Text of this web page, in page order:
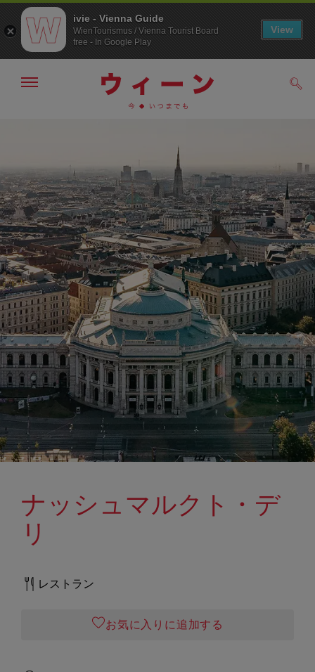
へ
ジ
の
ト
ッ
プ
へ
メ
非
表
示
ナッシュマルクト・デ
リ
レストラン
お気に入りに追加する
ivie - Vienna Guide
WienTourismus / Vienna Tourist Board
free - In Google Play
View